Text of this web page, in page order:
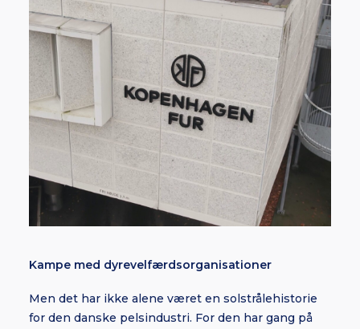
Kampe med dyrevelfærdsorganisationer
Men det har ikke alene været en solstrålehistorie
for den danske pelsindustri. For den har gang på